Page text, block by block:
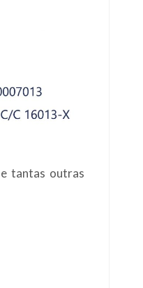
tantas outras